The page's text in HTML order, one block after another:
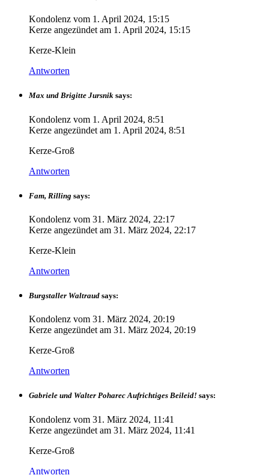
Kondolenz vom 1. April 2024, 15:15
Kerze angezündet am 1. April 2024, 15:15
Kerze-Klein
Antworten
Max und Brigitte Jursnik says:
Kondolenz vom 1. April 2024, 8:51
Kerze angezündet am 1. April 2024, 8:51
Kerze-Groß
Antworten
Fam, Rilling says:
Kondolenz vom 31. März 2024, 22:17
Kerze angezündet am 31. März 2024, 22:17
Kerze-Klein
Antworten
Burgstaller Waltraud says:
Kondolenz vom 31. März 2024, 20:19
Kerze angezündet am 31. März 2024, 20:19
Kerze-Groß
Antworten
Gabriele und Walter Poharec Aufrichtiges Beileid! says:
Kondolenz vom 31. März 2024, 11:41
Kerze angezündet am 31. März 2024, 11:41
Kerze-Groß
Antworten